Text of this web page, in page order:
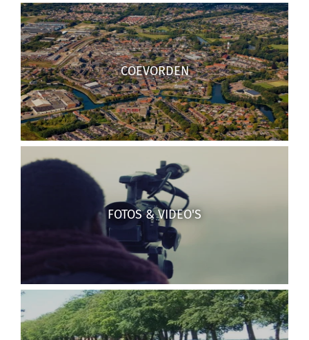
COEVORDEN
FOTOS & VIDEO'S